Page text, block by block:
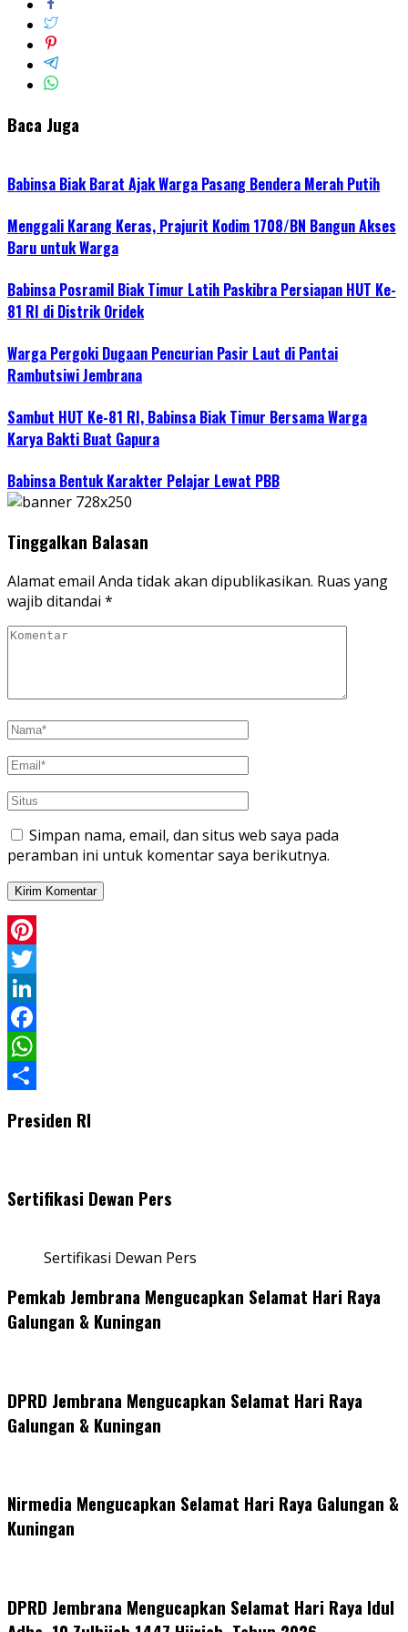
Baca Juga
Babinsa Biak Barat Ajak Warga Pasang Bendera Merah Putih
Menggali Karang Keras, Prajurit Kodim 1708/BN Bangun Akses
Baru untuk Warga
Babinsa Posramil Biak Timur Latih Paskibra Persiapan HUT Ke-
81 RI di Distrik Oridek
Warga Pergoki Dugaan Pencurian Pasir Laut di Pantai
Rambutsiwi Jembrana
Sambut HUT Ke-81 RI, Babinsa Biak Timur Bersama Warga
Karya Bakti Buat Gapura
Babinsa Bentuk Karakter Pelajar Lewat PBB
Tinggalkan Balasan
Alamat email Anda tidak akan dipublikasikan. Ruas yang
wajib ditandai *
Simpan nama, email, dan situs web saya pada
peramban ini untuk komentar saya berikutnya.
Pinterest
Twitter
LinkedIn
Facebook
WhatsApp
Presiden RI
Sertifikasi Dewan Pers
Sertifikasi Dewan Pers
Pemkab Jembrana Mengucapkan Selamat Hari Raya
Galungan & Kuningan
DPRD Jembrana Mengucapkan Selamat Hari Raya
Galungan & Kuningan
Nirmedia Mengucapkan Selamat Hari Raya Galungan &
Kuningan
DPRD Jembrana Mengucapkan Selamat Hari Raya Idul